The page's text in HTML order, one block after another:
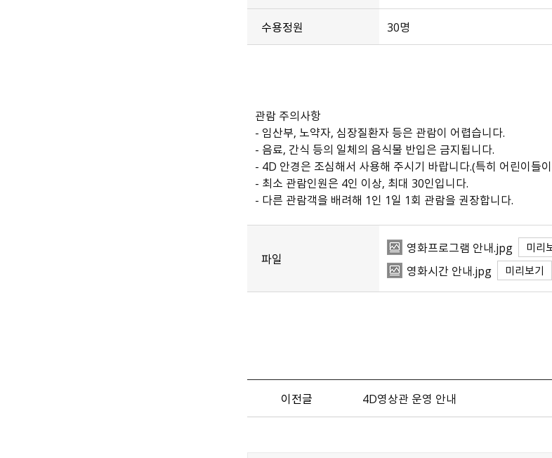
수용정원 30명
관람 주의사항
- 임산부, 노약자, 심장질환자 등은 관람이 어렵습니다.
- 음료, 간식 등의 일체의 음식물 반입은 금지됩니다.
- 4D 안경은 조심해서 사용해 주시기 바랍니다.（특히 어린이들
- 최소 관람인원은 4인 이상, 최대 30인입니다.
- 다른 관람객을 배려해 1인 1일 1회 관람을 권장합니다.
파일
영화프로그램 안내.jpg 미리
영화시간 안내.jpg 미리보기
이전글 4D영상관 운영 안내